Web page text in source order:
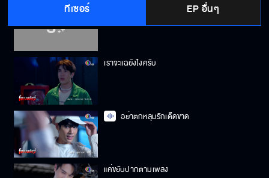
ทีเซอร์ EP อื่นๆ
เราจะแฉยังไงครับ
อย่าตกหลุมรักเด็ดขาด
แค่ขยับปากตามเพลง